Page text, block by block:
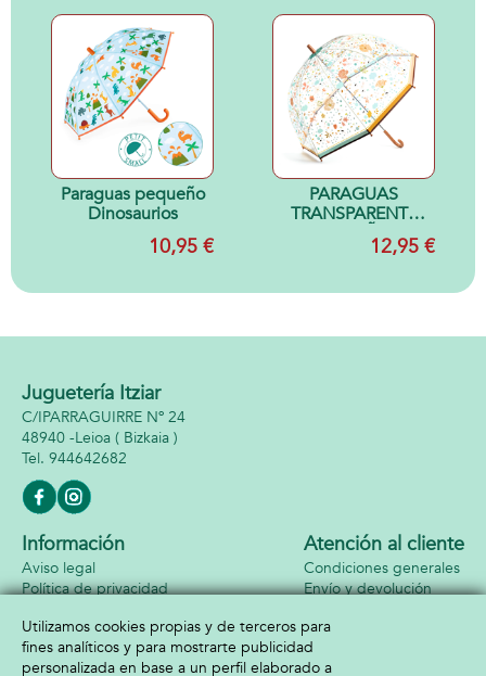
Paraguas pequeño
Dinosaurios
10,95 €
PARAGUAS
TRANSPARENTE
PEQUEÑAS
FLORES12,95 €
Juguetería Itziar
C/IPARRAGUIRRE Nº 24
48940 -Leioa ( Bizkaia )
944642682
Información
Aviso legal
Política de privacidad
Atención al cliente
Condiciones generales
Envío y devolución
Formas de pago
Utilizamos cookies propias y de terceros para
fines analíticos y para mostrarte publicidad
personalizada en base a un perfil elaborado a